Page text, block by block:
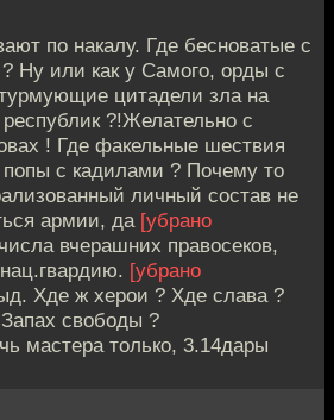
по накалу. Где бесноватые с
Ну или как у Самого, орды с
цитадели зла на
?!Желательно с
! Где факельные шествия
попы с кадилами ? Почему то
личный состав не
армии, да [убрано
вчерашних правосеков,
[убрано
Хде ж херои ? Хде слава ?
свободы ?
мастера только, 3.14дары